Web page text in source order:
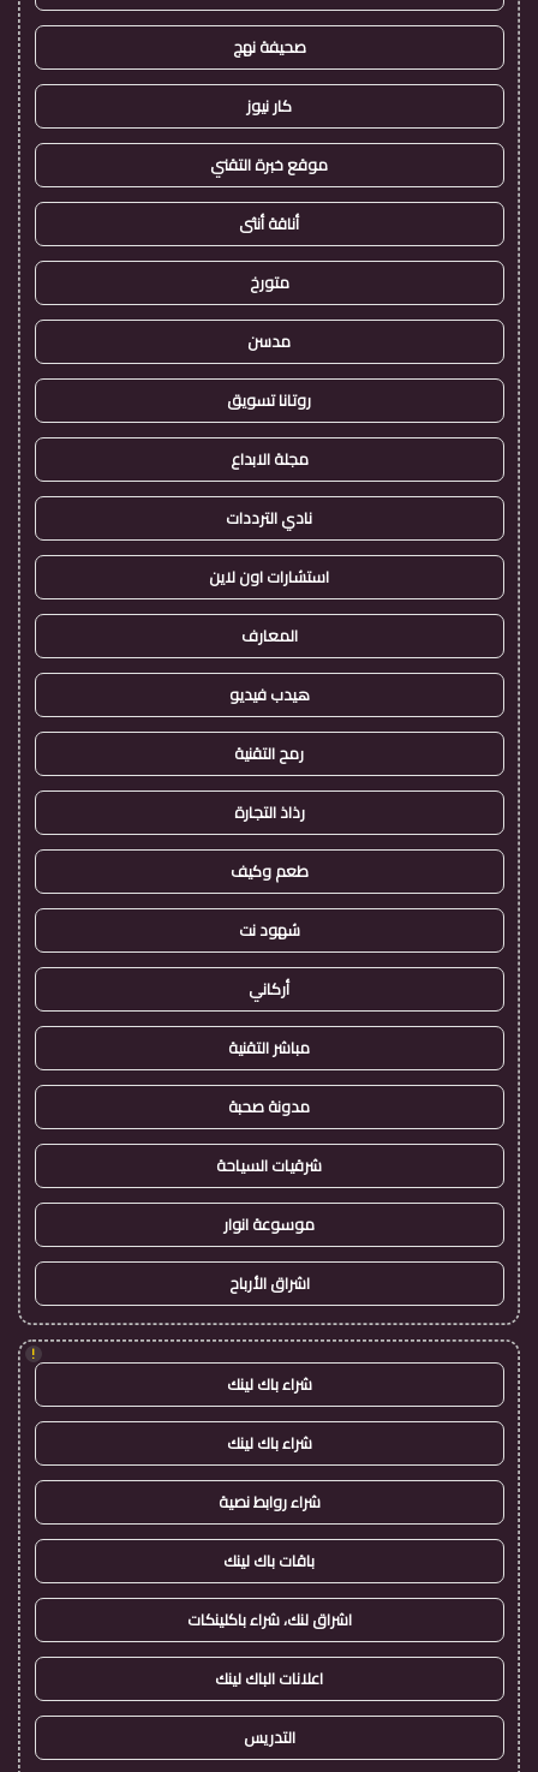
صحيفة نهج
كار نيوز
موقع خبرة التقني
أناقة أنثى
متورخ
مدسن
روتانا تسويق
مجلة الابداع
نادي الترددات
استشارات اون لاين
المعارف
هيدب فيديو
رمح التقنية
رذاذ التجارة
طعم وكيف
شهود نت
أركاني
مباشر التقنية
مدونة صحبة
شرقيات السياحة
موسوعة انوار
اشراق الأرباح
!
شراء باك لينك
شراء باك لينك
شراء روابط نصية
باقات باك لينك
اشراق لنك، شراء باكلينكات
اعلانات الباك لينك
التدريس